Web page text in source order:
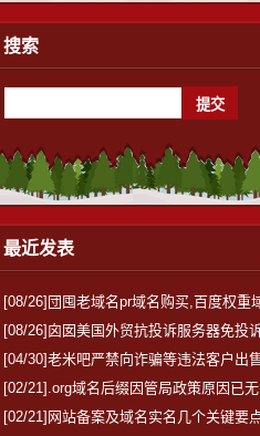
搜索
最近发表
[08/26] 団囤老域名pr域名购买,百度权重域名老域名交易出售,高百度搜狗收录域名已备案域名,外链反链
[08/26] 囟囡美国外贸抗投诉服务器免投诉推荐仿牌空间主机,国外欧洲荷兰仿牌服务器vps,防投诉主机空间仿牌
[04/30]老米吧严禁向诈骗等违法客户出售域名，国内在严打诈
[02/21] .org域名后缀因管局政策原因已无法进行备案，最好不
[02/21] 网站备案及域名实名几个关键要